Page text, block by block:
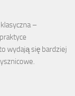
–
wydają się bardziej